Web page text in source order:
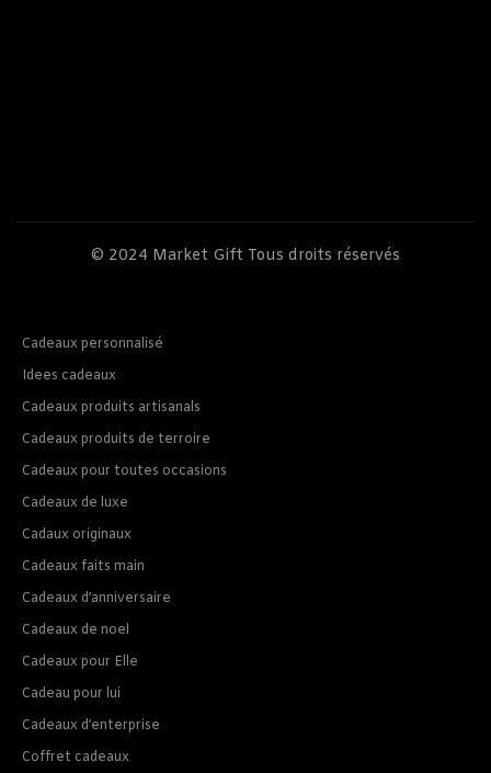
© 2024 Market Gift Tous droits réservés
Cadeaux personnalisé
Idees cadeaux
Cadeaux produits artisanals
Cadeaux produits de terroire
Cadeaux pour toutes occasions
Cadeaux de luxe
Cadaux originaux
Cadeaux faits main
Cadeaux d’anniversaire
Cadeaux de noel
Cadeaux pour Elle
Cadeau pour lui
Cadeaux d’enterprise
Coffret cadeaux